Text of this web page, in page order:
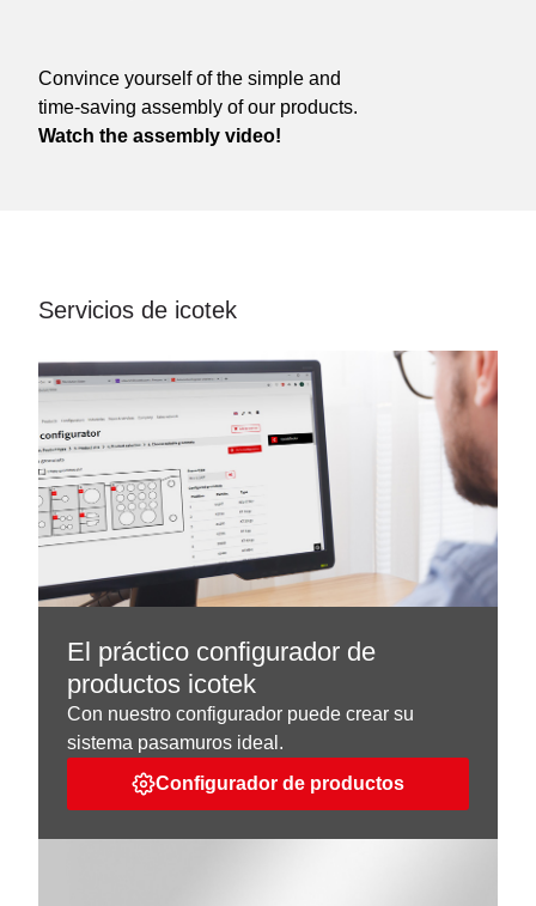
Convince yourself of the simple and
time-saving assembly of our products.
Watch the assembly video!
Servicios de icotek
El práctico configurador de
productos icotek
Con nuestro configurador puede crear su
sistema pasamuros ideal.
Configurador de productos